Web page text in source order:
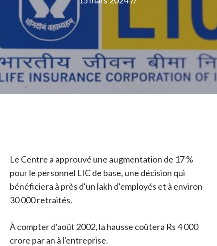
Le Centre a approuvé une augmentation de 17 %
pour le personnel LIC de base, une décision qui
bénéficiera à près d'un lakh d'employés et à environ
30 000 retraités.
À compter d'août 2002, la hausse coûtera Rs 4 000
crore par an à l'entreprise.